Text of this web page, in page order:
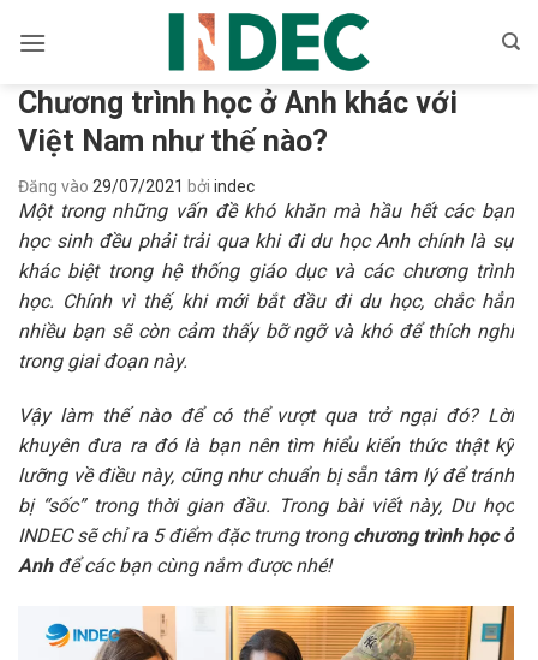
qua
dungChương trình học ở Anh khác với
Việt Nam như thế nào?
Đăng vào 29/07/2021 bởi indec
Một trong những vấn đề khó khăn mà hầu hết các bạn
học sinh đều phải trải qua khi đi du học Anh chính là sự
khác biệt trong hệ thống giáo dục và các chương trình
học. Chính vì thế, khi mới bắt đầu đi du học, chắc hẳn
nhiều bạn sẽ còn cảm thấy bỡ ngỡ và khó để thích nghi
trong giai đoạn này.
Vậy làm thế nào để có thể vượt qua trở ngại đó? Lời
khuyên đưa ra đó là bạn nên tìm hiểu kiến thức thật kỹ
lưỡng về điều này, cũng như chuẩn bị sẵn tâm lý để tránh
bị “sốc” trong thời gian đầu. Trong bài viết này, Du học
INDEC sẽ chỉ ra 5 điểm đặc trưng trong chương trình học ở
Anhđể các bạn cùng nắm được nhé!